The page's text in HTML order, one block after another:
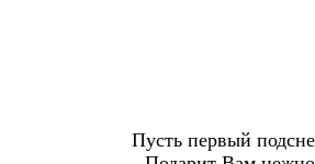
Пусть первый